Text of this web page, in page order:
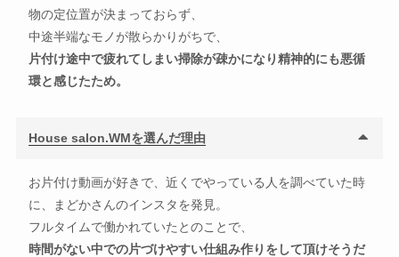
物の定位置が決まっておらず、
中途半端なモノが散らかりがちで、
片付け途中で疲れてしまい掃除が疎かになり精神的にも悪循
環と感じたため。
House salon.WMを選んだ理由
お片付け動画が好きで、近くでやっている人を調べていた時
に、まどかさんのインスタを発見。
フルタイムで働かれていたとのことで、
時間がない中での片づけやすい仕組み作りをして頂けそうだ